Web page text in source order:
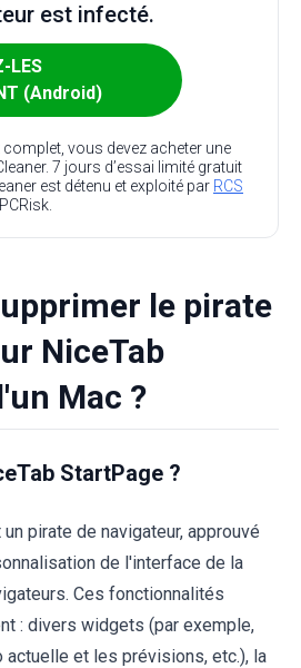
est infecté.
LES
(Android)
vous devez acheter une
7 jours d’essai limité gratuit
est détenu et exploité par RCS
le pirate
NiceTab
Mac ?
StartPage ?
pirate de navigateur, approuvé
de l'interface de la
Ces fonctionnalités
: divers widgets (par exemple,
actuelle et les prévisions, etc.), la